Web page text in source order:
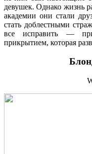
девушек. Однако жизнь
академии они стали
стать доблестными
все исправить —
прикрытием, которая